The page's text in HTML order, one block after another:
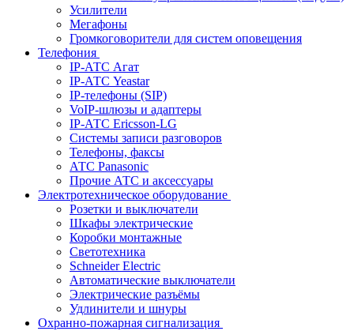
Усилители
Мегафоны
Громкоговорители для систем оповещения
Телефония
IP-АТС Агат
IP-АТС Yeastar
IP-телефоны (SIP)
VoIP-шлюзы и адаптеры
IP-АТС Ericsson-LG
Системы записи разговоров
Телефоны, факсы
АТС Panasonic
Прочие АТС и аксессуары
Электротехническое оборудование
Розетки и выключатели
Шкафы электрические
Коробки монтажные
Светотехника
Schneider Electric
Автоматические выключатели
Электрические разъёмы
Удлинители и шнуры
Охранно-пожарная сигнализация